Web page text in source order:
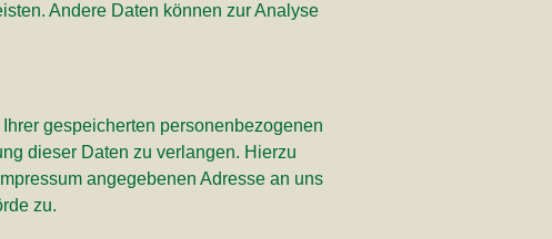
Andere Daten können zur Analyse
gespeicherten personenbezogenen
dieser Daten zu verlangen. Hierzu
angegebenen Adresse an uns
zu.